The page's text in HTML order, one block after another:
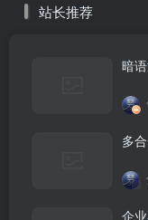
站长推荐
暗
多
企